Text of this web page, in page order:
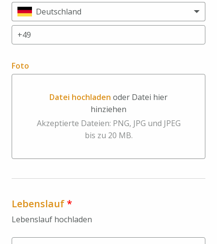
Deutschland
Foto
Datei hochladen oder Datei hier
hinziehen
Datei hochladen oder Datei hier hinziehen
Akzeptierte Dateien: PNG, JPG und JPEG
bis zu 20 MB.
Lebenslauf*
Lebenslauf hochladen